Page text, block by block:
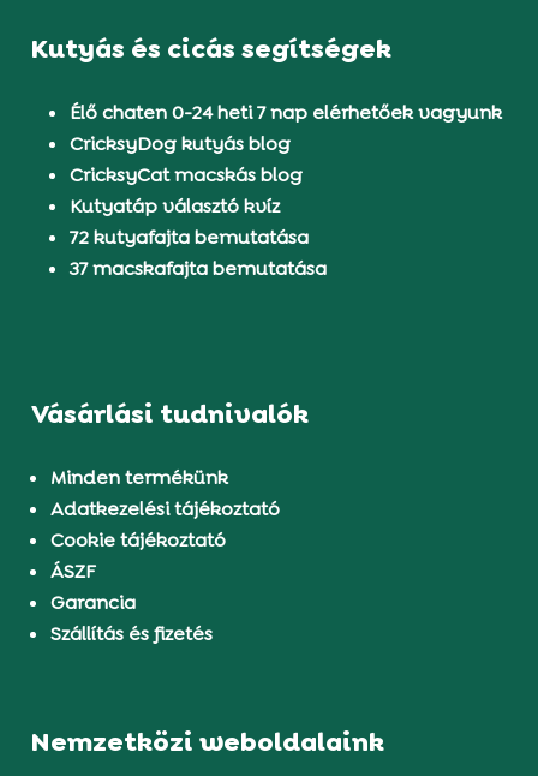
Kutyás és cicás segítségek
Élő chaten 0-24 heti 7 nap elérhetőek vagyunk
CricksyDog kutyás blog
CricksyCat macskás blog
Kutyatáp választó kvíz
72 kutyafajta bemutatása
37 macskafajta bemutatása
Vásárlási tudnivalók
Minden termékünk
Adatkezelési tájékoztató
Cookie tájékoztató
ÁSZF
Garancia
Szállítás és fizetés
Nemzetközi weboldalaink